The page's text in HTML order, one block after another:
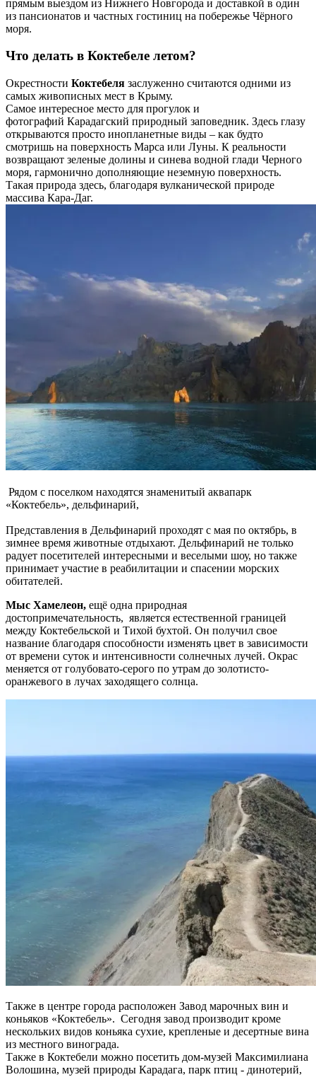
прямым выездом из Нижнего Новгорода и доставкой в один
из пансионатов и частных гостиниц на побережье Чёрного
моря.
Что делать в Коктебеле летом?
Окрестности Коктебеля заслуженно считаются одними из
самых живописных мест в Крыму.
Самое интересное место для прогулок и
фотографий Карадагский природный заповедник. Здесь глазу
открываются просто инопланетные виды – как будто
смотришь на поверхность Марса или Луны. К реальности
возвращают зеленые долины и синева водной глади Черного
моря, гармонично дополняющие неземную поверхность.
Такая природа здесь, благодаря вулканической природе
массива Кара-Даг.
Рядом с поселком находятся знаменитый аквапарк
«Коктебель», дельфинарий,
Представления в Дельфинарий проходят с мая по октябрь, в
зимнее время животные отдыхают. Дельфинарий не только
радует посетителей интересными и веселыми шоу, но также
принимает участие в реабилитации и спасении морских
обитателей.
Мыс Хамелеон, ещё одна природная
достопримечательность, является естественной границей
между Коктебельской и Тихой бухтой. Он получил свое
название благодаря способности изменять цвет в зависимости
от времени суток и интенсивности солнечных лучей. Окрас
меняется от голубовато-серого по утрам до золотисто-
оранжевого в лучах заходящего солнца.
Также в центре города расположен Завод марочных вин и
коньяков «Коктебель». Сегодня завод производит кроме
нескольких видов коньяка сухие, крепленые и десертные вина
из местного винограда.
Также в Коктебели можно посетить дом-музей Максимилиана
Волошина, музей природы Карадага, парк птиц - динотерий,